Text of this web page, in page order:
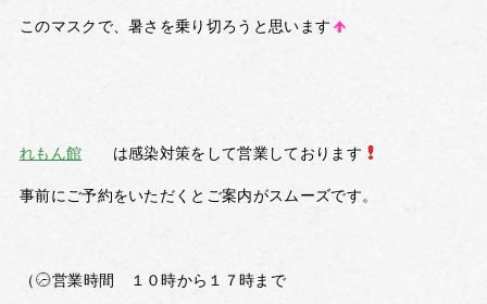
このマスクで、暑さを乗り切ろうと思います
れもん館 は感染対策をして営業しております
事前にご予約をいただくとご案内がスムーズです。
（ 営業時間 １０時から１７時まで